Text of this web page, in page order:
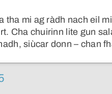
tha mi ag ràdh nach eil
Cha chuirinn lite gun
siùcar donn – chan